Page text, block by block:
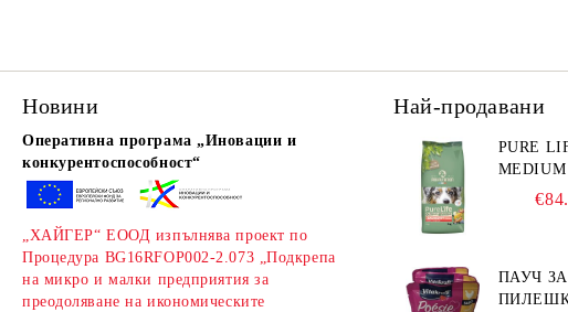
Новини
Оперативна програма „Иновации и
конкурентоспособност“
„ХАЙГЕР“ ЕООД изпълнява проект по
Процедура BG16RFOP002-2.073 „Подкрепа
на микро и малки предприятия за
преодоляване на икономическите
Най-продавани
PURE
КГ -
ОТ 10 –
БЕЗ
ПАУЧ